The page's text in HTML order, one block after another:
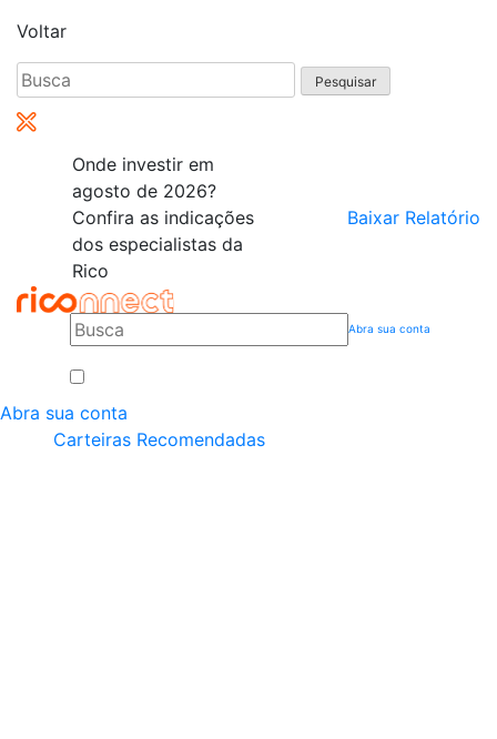
Voltar
Pesquisar
por:
Onde investir em
agosto de 2026?
Confira as indicações
dos especialistas da
Rico
Baixar Relatório
Abra sua conta
Abra sua conta
Carteiras Recomendadas